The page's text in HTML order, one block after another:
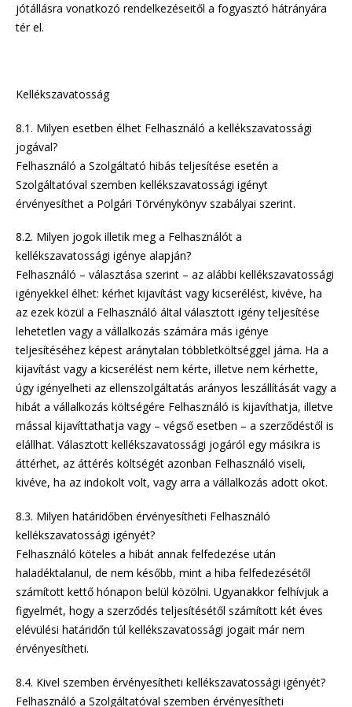
jótállásra vonatkozó rendelkezéseitől a fogyasztó hátrányára
tér el.
Kellékszavatosság
8.1. Milyen esetben élhet Felhasználó a kellékszavatossági
jogával?
Felhasználó a Szolgáltató hibás teljesítése esetén a
Szolgáltatóval szemben kellékszavatossági igényt
érvényesíthet a Polgári Törvénykönyv szabályai szerint.
8.2. Milyen jogok illetik meg a Felhasználót a
kellékszavatossági igénye alapján?
Felhasználó – választása szerint – az alábbi kellékszavatossági
igényekkel élhet: kérhet kijavítást vagy kicserélést, kivéve, ha
az ezek közül a Felhasználó által választott igény teljesítése
lehetetlen vagy a vállalkozás számára más igénye
teljesítéséhez képest aránytalan többletköltséggel járna. Ha a
kijavítást vagy a kicserélést nem kérte, illetve nem kérhette,
úgy igényelheti az ellenszolgáltatás arányos leszállítását vagy a
hibát a vállalkozás költségére Felhasználó is kijavíthatja, illetve
mással kijavíttathatja vagy – végső esetben – a szerződéstől is
elállhat. Választott kellékszavatossági jogáról egy másikra is
áttérhet, az áttérés költségét azonban Felhasználó viseli,
kivéve, ha az indokolt volt, vagy arra a vállalkozás adott okot.
8.3. Milyen határidőben érvényesítheti Felhasználó
kellékszavatossági igényét?
Felhasználó köteles a hibát annak felfedezése után
haladéktalanul, de nem később, mint a hiba felfedezésétől
számított kettő hónapon belül közölni. Ugyanakkor felhívjuk a
figyelmét, hogy a szerződés teljesítésétől számított két éves
elévülési határidőn túl kellékszavatossági jogait már nem
érvényesítheti.
8.4. Kivel szemben érvényesítheti kellékszavatossági igényét?
Felhasználó a Szolgáltatóval szemben érvényesítheti